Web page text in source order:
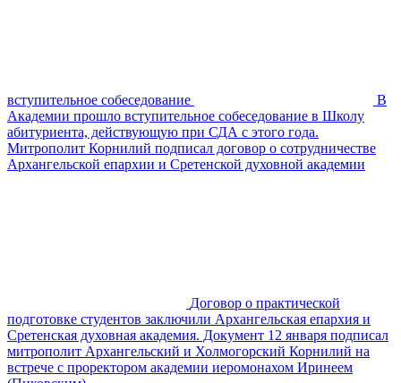
вступительное собеседование
В
Академии прошло вступительное собеседование в Школу
абитуриента, действующую при СДА с этого года.
Митрополит Корнилий подписал договор о сотрудничестве
Архангельской епархии и Сретенской духовной академии
Договор о практической
подготовке студентов заключили Архангельская епархия и
Сретенская духовная академия. Документ 12 января подписал
митрополит Архангельский и Холмогорский Корнилий на
встрече с проректором академии иеромонахом Иринеем